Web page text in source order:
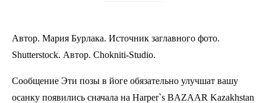
Автор. Мария Бурлака. Источник заглавного фото.
Shutterstock. Автор. Chokniti-Studio.
Сообщение Эти позы в йоге обязательно улучшат вашу
осанку появились сначала на Harper`s BAZAAR Kazakhstan